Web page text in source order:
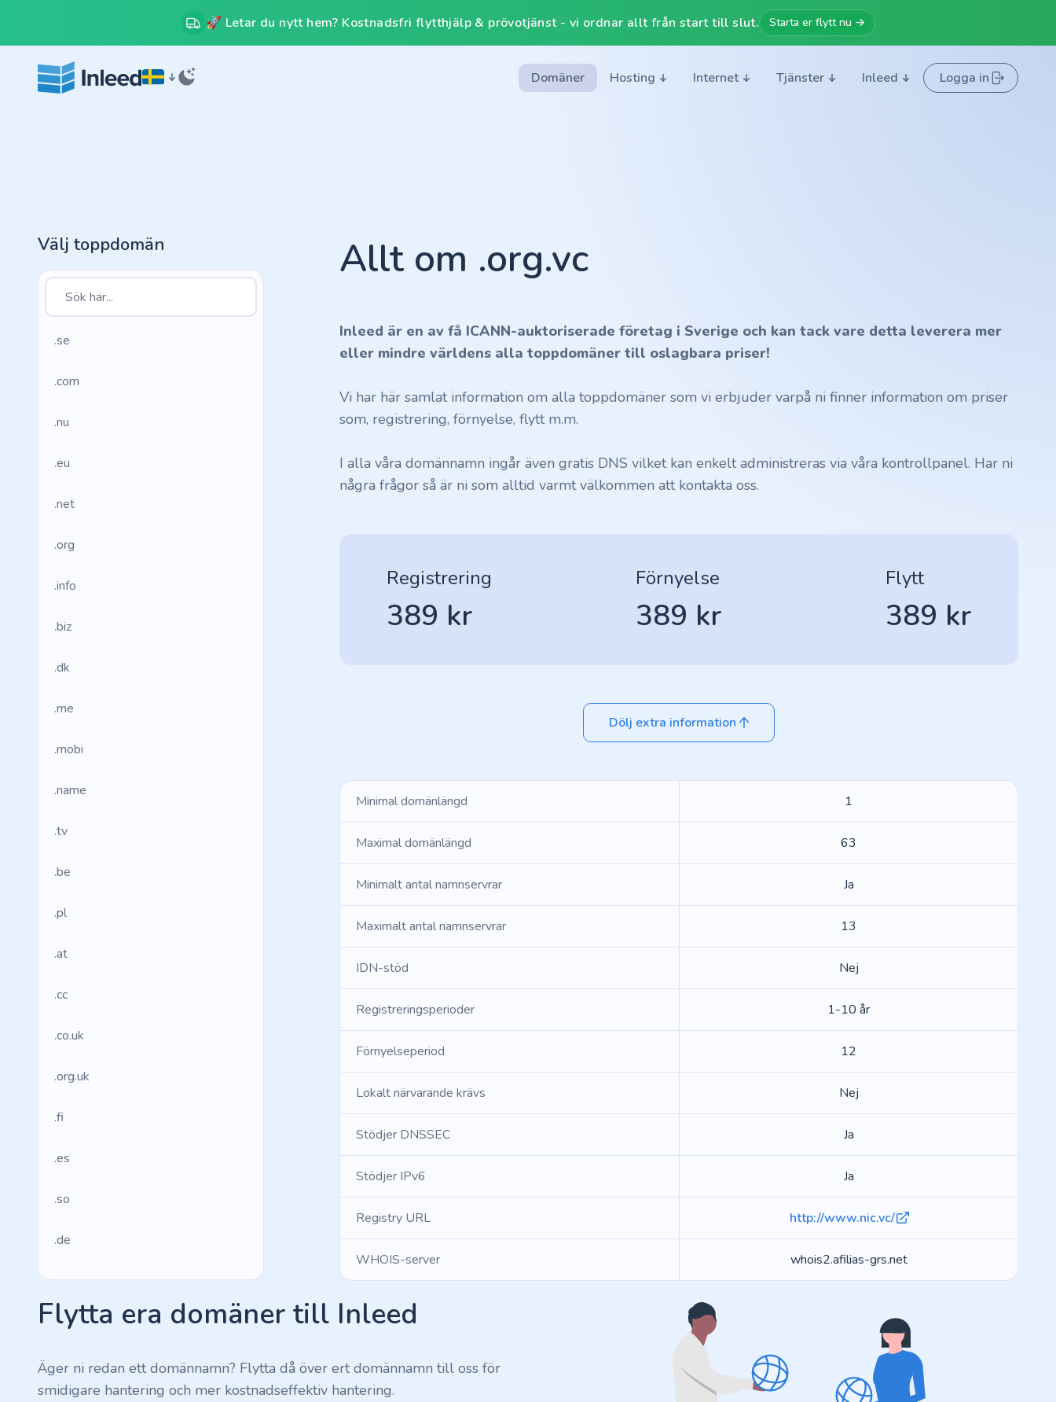
🚀 Letar du nytt hem? Kostnadsfri flytthjälp & prövotjänst - vi ordnar allt från start till slut. Starta er flytt nu →
Domäner Hosting Internet Tjänster Inleed Logga in
Välj toppdomän
.se
.com
.nu
.eu
.net
.org
.info
.biz
.dk
.me
.mobi
.name
.tv
.be
.pl
.at
.cc
.co.uk
.org.uk
.fi
.es
.so
.de
.fr
.us
.management
Allt om .org.vc
Inleed är en av få ICANN-auktoriserade företag i Sverige och kan tack vare detta leverera mer
eller mindre världens alla toppdomäner till oslagbara priser!
Vi har här samlat information om alla toppdomäner som vi erbjuder varpå ni finner information om priser
som, registrering, förnyelse, flytt m.m.
I alla våra domännamn ingår även gratis DNS vilket kan enkelt administreras via våra kontrollpanel. Har ni
några frågor så är ni som alltid varmt välkommen att kontakta oss.
Registrering
389 kr
Förnyelse
389 kr
Flytt
389 kr
Dölj extra information
Minimal domänlängd 1
Maximal domänlängd 63
Minimalt antal namnservrar Ja
Maximalt antal namnservrar 13
IDN-stöd Nej
Registreringsperioder 1-10 år
Förnyelseperiod 12
Lokalt närvarande krävs Nej
Stödjer DNSSEC Ja
Stödjer IPv6 Ja
Registry URL http://www.nic.vc/
WHOIS-server whois2.afilias-grs.net
Flytta era domäner till Inleed
Äger ni redan ett domännamn? Flytta då över ert domännamn till oss för
smidigare hantering och mer kostnadseffektiv hantering.